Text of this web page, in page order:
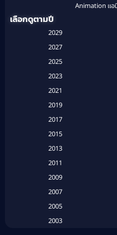
Animation แอ
Based on a True Story
Based on a True
Based on a True
เลือกดูตามปี
2029
2027
2025
2023
2021
2019
2017
2015
2013
2011
2009
2007
2005
2003